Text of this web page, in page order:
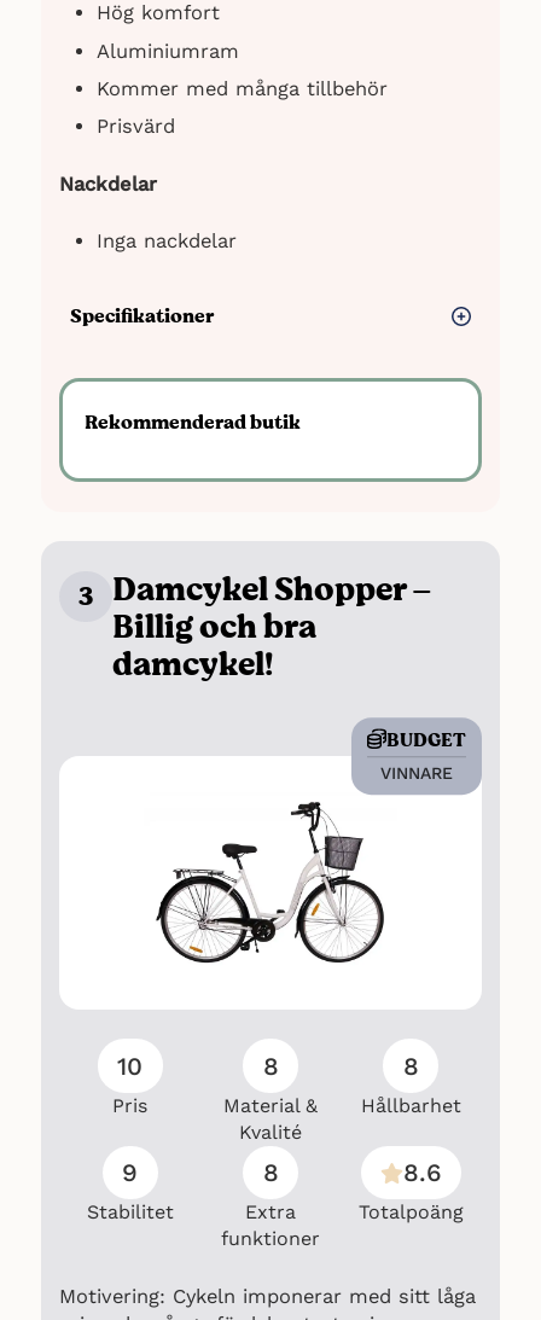
Hög komfort
Aluminiumram
Kommer med många tillbehör
Prisvärd
Nackdelar
Inga nackdelar
Specifikationer
Hjul: 28 tum
Rekommenderad butik
3 Damcykel Shopper –
Billig och bra
damcykel!
BUDGET
VINNARE
10
Pris
8
Material &
Kvalité
8
Hållbarhet
9
Stabilitet
8
Extra
funktioner
8.6
Totalpoäng
Motivering: Cykeln imponerar med sitt låga